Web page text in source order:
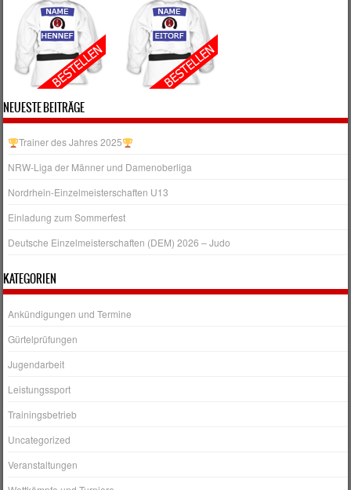
NEUESTE BEITRÄGE
Trainer des Jahres 2025
NRW‑Liga der Männer und Damenoberliga
Nordrhein-Einzelmeisterschaften U13
Einladung zum Sommerfest
Deutsche Einzelmeisterschaften (DEM) 2026 – Judo
KATEGORIEN
Ankündigungen und Termine
Gürtelprüfungen
Jugendarbeit
Leistungssport
Trainingsbetrieb
Uncategorized
Veranstaltungen